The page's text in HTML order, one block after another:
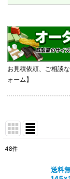
お見積依頼、ご相談
ォーム】
48件
送料